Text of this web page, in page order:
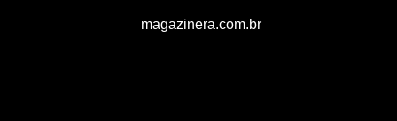
magazinera.com.br